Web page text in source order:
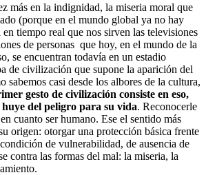
más en la indignidad, la miseria moral que
(porque en el mundo global ya no hay
tiempo real que nos sirven las televisiones
de personas que hoy, en el mundo de la
se encuentran todavía en un estadio
de civilización que supone la aparición del
sabemos casi desde los albores de la cultura,
gesto de civilización consiste en eso,
huye del peligro para su vida. Reconocerle
cuanto ser humano. Ese el sentido más
origen: otorgar una protección básica frente
de vulnerabilidad, de ausencia de
contra las formas del mal: la miseria, la